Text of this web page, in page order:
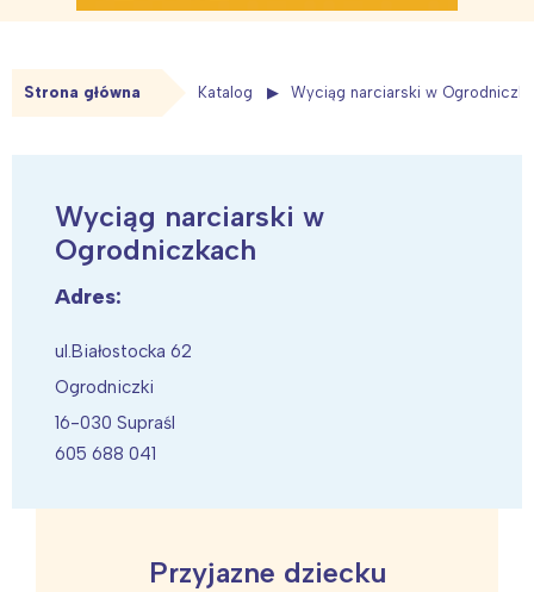
Strona główna Katalog Wyciąg narciarski w
Wyciąg narciarski w
Ogrodniczkach
Adres:
ul.Białostocka 62
Ogrodniczki
16-030 Supraśl
605 688 041
Przyjazne dziecku